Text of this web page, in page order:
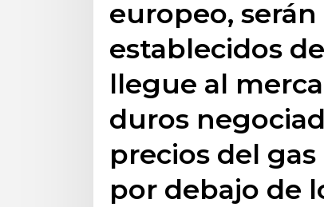
europeo,
establecidos
llegue al
duros
precios del
por debajo de